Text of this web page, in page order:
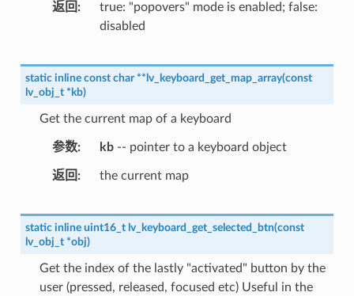
返回
true: "popovers" mode is enabled; false:
disabled
static inline const char ** lv_keyboard_get_map_array(const
lv_obj_t * kb)
Get the current map of a keyboard
参数 kb-- pointer to a keyboard object
返回 the current map
static inline uint16_t lv_keyboard_get_selected_btn(const
lv_obj_t *obj)
Get the index of the lastly "activated" button by the
user (pressed, released, focused etc) Useful in the